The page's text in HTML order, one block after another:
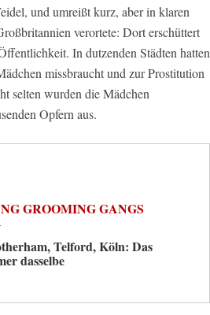
und umreißt kurz, aber in klaren
verortete: Dort erschüttert
In dutzenden Städten hatten
missbraucht und zur Prostitution
selten wurden die Mädchen
Opfern aus.
GROOMING GANGS
Telford, Köln: Das
dasselbe